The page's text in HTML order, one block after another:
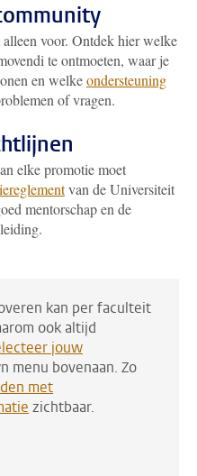
voor. Ontdek hier welke
te ontmoeten, waar je
en welkeondersteuning
of vragen.
elke promotie moet
van de Universiteit
mentorschap en de
.
kan per faculteit
ook altijd
jouw
menu bovenaan. Zo
met
zichtbaar.